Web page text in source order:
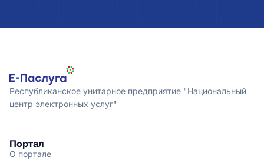
Республиканское унитарное предприятие "Национальный
центр электронных услуг"
Портал
О портале